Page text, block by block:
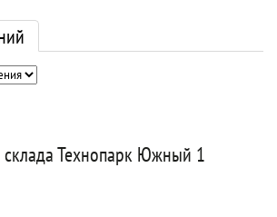
склада Технопарк Южный 1